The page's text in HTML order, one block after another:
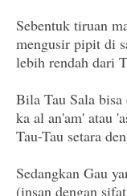
Sebentuk tiruan
mengusir pipit di
lebih rendah dari
Bila Tau Sala
ka al an'am' atau
Tau-Tau setara
Sedangkan Gau
(insan dengan